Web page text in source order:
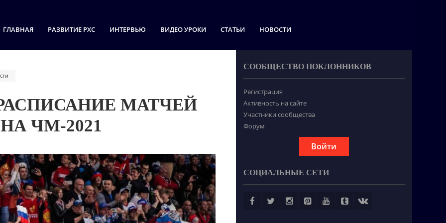
ГЛАВНАЯ РАЗВИТИЕ РХС ИНТЕРВЬЮ ВИДЕО УРОКИ СТАТЬИ НОВОСТИ
МАТЧЕЙ
ЧМ-2021
СООБЩЕСТВО ПОКЛОННИКОВ
Регистрация
Активность на сайте
Участники сообщества
Форум
Войти
СОЦИАЛЬНЫЕ СЕТИ